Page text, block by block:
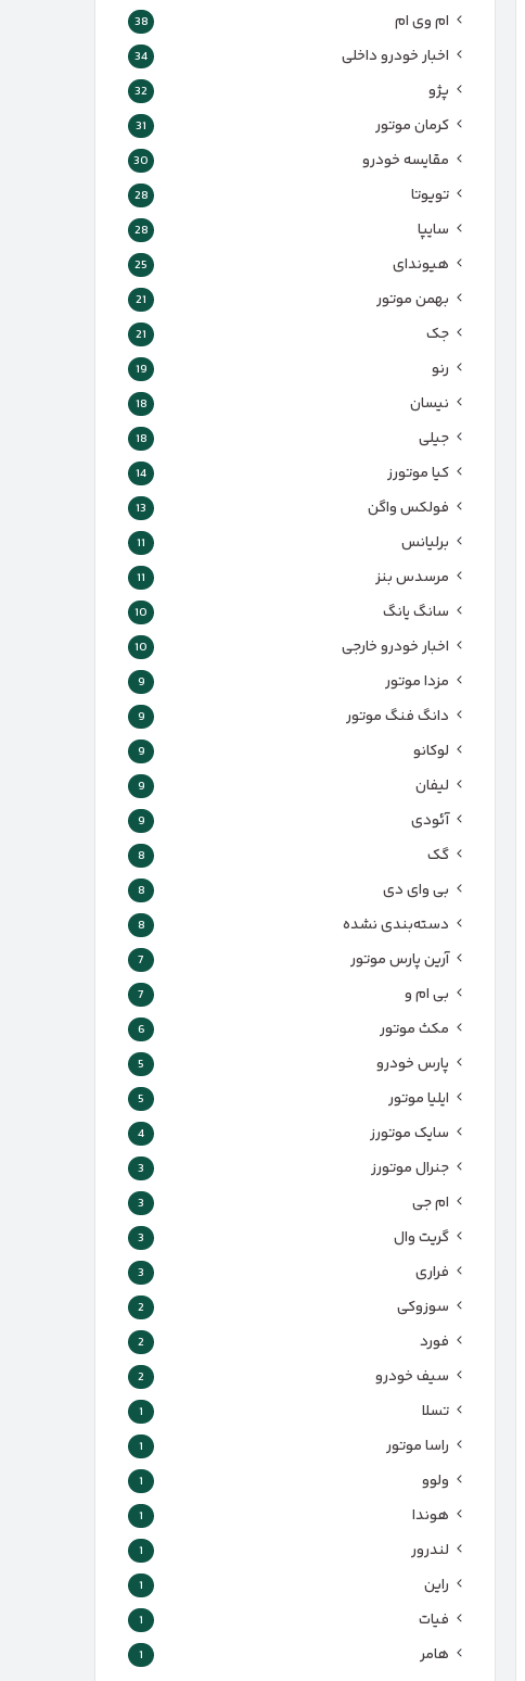
ام وی ام 38
اخبار خودرو داخلی 34
پژو 32
کرمان موتور 31
مقایسه خودرو 30
تویوتا 28
سایپا 28
هیوندای 25
بهمن موتور 21
جک 21
رنو 19
نیسان 18
جیلی 18
کیا موتورز 14
فولکس واگن 13
برلیانس 11
مرسدس بنز 11
سانگ یانگ 10
اخبار خودرو خارجی 10
مزدا موتور 9
دانگ فنگ موتور 9
لوکانو 9
لیفان 9
آئودی 9
گک 8
بی وای دی 8
دسته‌بندی نشده 8
آرین پارس موتور 7
بی ام و 7
مکث موتور 6
پارس‌ خودرو 5
ایلیا موتور 5
سایک موتورز 4
جنرال موتورز 3
ام جی 3
گریت وال 3
فراری 3
سوزوکی 2
فورد 2
سیف خودرو 2
تسلا 1
راسا موتور 1
ولوو 1
هوندا 1
لندرور 1
راین 1
فیات 1
هامر 1